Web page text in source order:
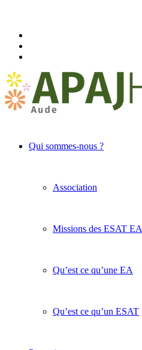
Qui sommes-nous ?
Association
Missions des ESAT EA
Qu’est ce qu’une EA
Qu’est ce qu’un ESAT